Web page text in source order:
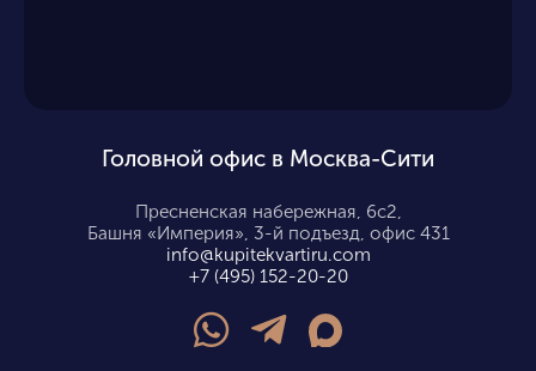
Головной офис в Москва-Сити
Пресненская набережная, 6с2,
Башня «Империя», 3-й подъезд, офис 431
info@kupitekvartiru.com
+7 (495) 152-20-20